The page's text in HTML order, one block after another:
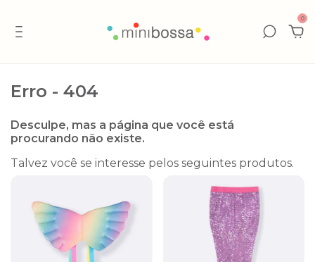
0
Erro - 404
Desculpe, mas a página que você está
procurando não existe.
Talvez você se interesse pelos seguintes produtos.